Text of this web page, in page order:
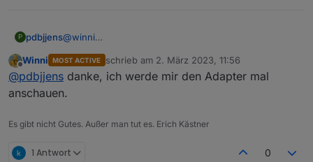
P pdbjjens@winni
Du alle Steckdosen, die ioBroker unterstützt an den
SHM über das SEMP-Protokoll anbinden. So könntest
Du wenigstens preiswerte Steckdosen kaufen.
Offline
Winni MOST ACTIVE schrieb am 2. März 2023, 11:56
zuletzt editiert von
@pdbjjens danke, ich werde mir den Adapter mal
anschauen.
Es gibt nicht Gutes. Außer man tut es. Erich Kästner
1 Antwort 0